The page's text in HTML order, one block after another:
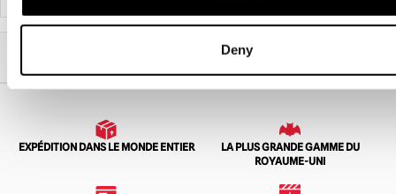
Deny
Burkbench Designs
EXPÉDITION DANS LE MONDE ENTIER
LA PLUS GRANDE GAMME DU
ROYAUME-UNI